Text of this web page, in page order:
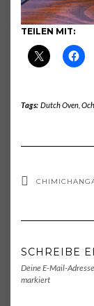
TEILEN MIT:
Tags: Dutch Oven,
SCHREIBE
Deine E-Mail-
markiert